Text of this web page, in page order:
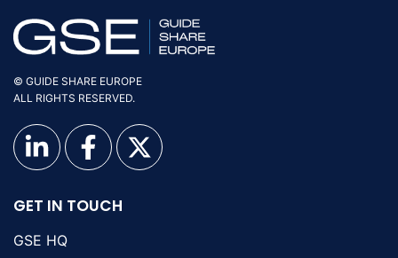
© GUIDE SHARE EUROPE
ALL RIGHTS RESERVED.
GET IN TOUCH
GSE HQ